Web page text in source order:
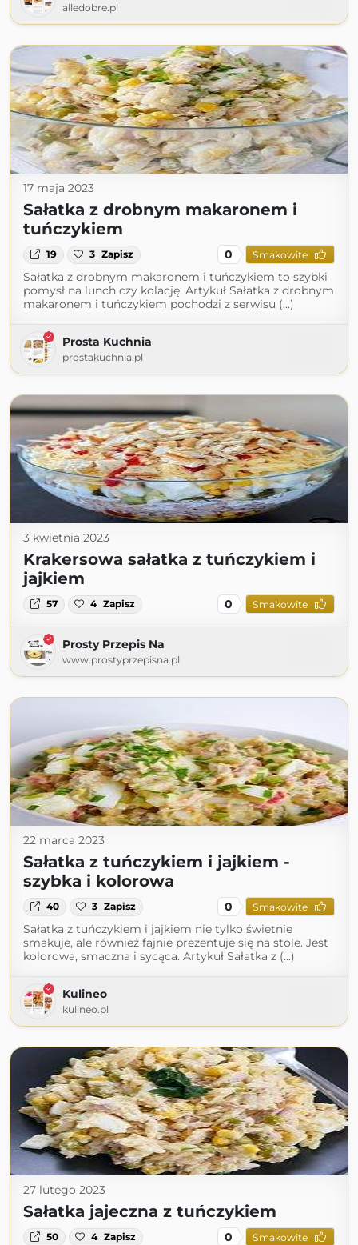
alledobre.pl
17 maja 2023
Sałatka z drobnym makaronem i
tuńczykiem
19 3 Zapisz 0 Smakowite
Sałatka z drobnym makaronem i tuńczykiem to szybki
pomysł na lunch czy kolację. Artykuł Sałatka z drobnym
makaronem i tuńczykiem pochodzi z serwisu (...)
Prosta Kuchnia
prostakuchnia.pl
3 kwietnia 2023
Krakersowa sałatka z tuńczykiem i
jajkiem
57 4 Zapisz 0 Smakowite
Prosty Przepis Na
www.prostyprzepisna.pl
22 marca 2023
Sałatka z tuńczykiem i jajkiem -
szybka i kolorowa
40 3 Zapisz 0 Smakowite
Sałatka z tuńczykiem i jajkiem nie tylko świetnie
smakuje, ale również fajnie prezentuje się na stole. Jest
kolorowa, smaczna i sycąca. Artykuł Sałatka z (...)
Kulineo
kulineo.pl
27 lutego 2023
Sałatka jajeczna z tuńczykiem
50 4 Zapisz 0 Smakowite